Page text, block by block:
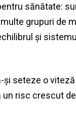
sănătate:
grupuri de
și
și seteze o
un risc crescut